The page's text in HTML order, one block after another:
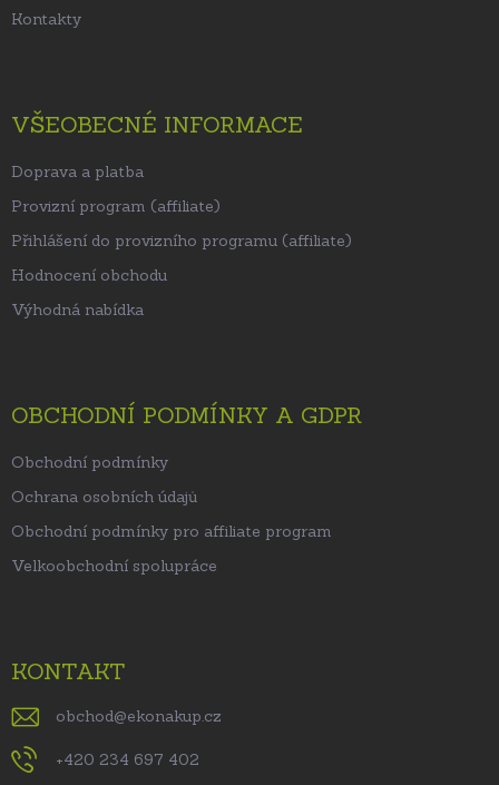
Kontakty
VŠEOBECNÉ INFORMACE
Doprava a platba
Provizní program (affiliate)
Přihlášení do provizního programu (affiliate)
Hodnocení obchodu
Výhodná nabídka
OBCHODNÍ PODMÍNKY A GDPR
Obchodní podmínky
Ochrana osobních údajů
Obchodní podmínky pro affiliate program
Velkoobchodní spolupráce
KONTAKT
obchod@ekonakup.cz
+420 234 697 402